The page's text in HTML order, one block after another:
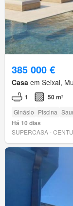
385 000 €
Casa em Seixal,
1 50 m²
Ginásio Piscina
Há 10 dias
SUPERCASA -